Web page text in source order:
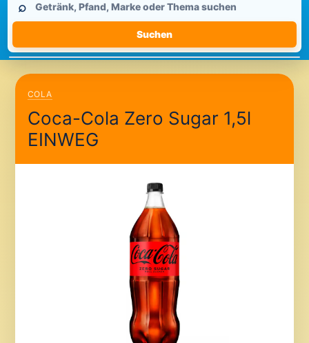
durchsuchen
⌕
Suchen
COLA
Coca-Cola Zero Sugar 1,5l
EINWEG